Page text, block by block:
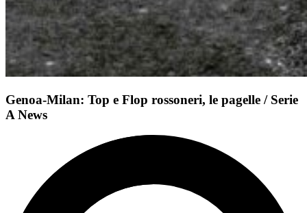
Genoa-Milan: Top e Flop rossoneri, le pagelle / Serie
A News